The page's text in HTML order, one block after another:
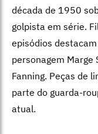
década de 1950
golpista em série.
episódios
personagem
Fanning. Peças de
parte do guarda-
atual.